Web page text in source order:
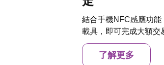
結合手機NFC感應功
載具，即可完成大額交
了解更多